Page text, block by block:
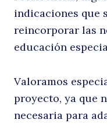
indicaciones que
reincorporar las
educación
Valoramos
proyecto, ya que
necesaria para